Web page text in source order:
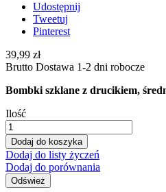
Udostępnij
Tweetuj
Pinterest
39,99 zł
Brutto Dostawa 1-2 dni robocze
Bombki szklane z drucikiem,
Ilość
Dodaj do koszyka
Dodaj do listy życzeń
Dodaj do porównania